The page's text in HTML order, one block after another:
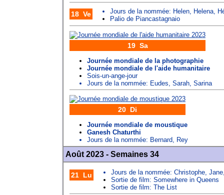
18 Ve Jours de la nommée: Helen Helena
Palio de Piancastagnaio
19 Sa
Journée mondiale de la photographie
Journée mondiale de l'aide humanitaire
Sois-un-ange-jour
Jours de la nommée: Eudes Sarah Sarina
20 Di
Journée mondiale de moustique
Ganesh Chaturthi
Jours de la nommée: Bernard Rey
Août 2023 - Semaines 34
21 Lu Jours de la nommée: Christophe Jane
Sortie de film: Somewhere in Queens
Sortie de film: The List